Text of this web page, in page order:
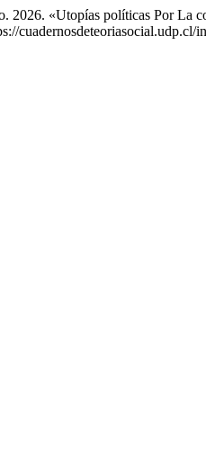
2026. «Utopías políticas Por